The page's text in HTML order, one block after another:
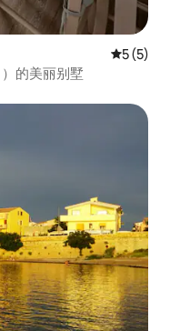
平均评分
5 (5)
的美丽别墅